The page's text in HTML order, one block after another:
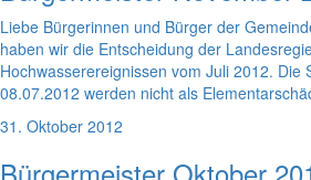
Liebe Bürgerinnen und Bürger der
haben wir die Entscheidung der
Hochwasserereignissen vom Juli 2012. Die
08.07.2012 werden nicht als
31. Oktober 2012